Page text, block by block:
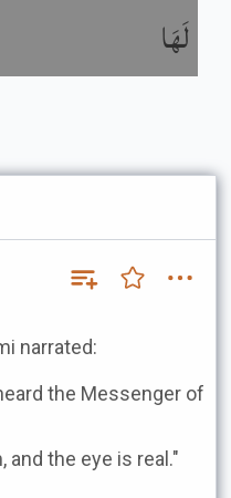
لَهَا
narrated:
the Messenger of
and the eye is real."